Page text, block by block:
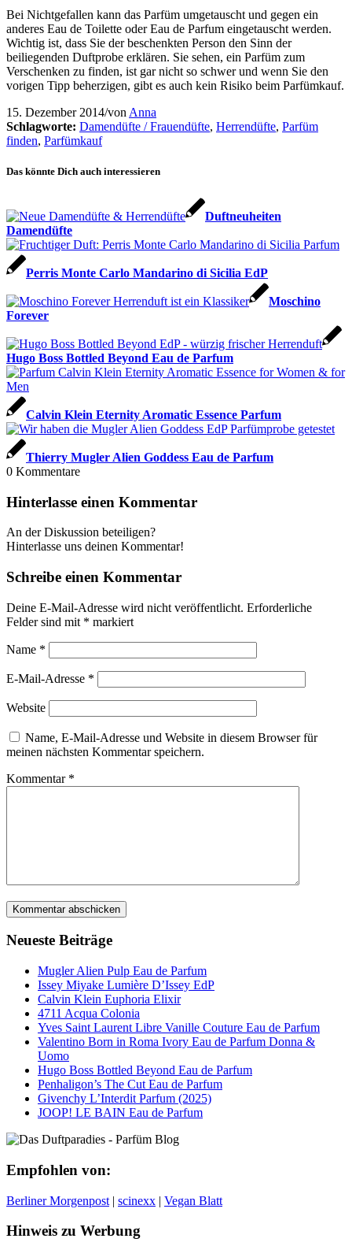
Bei Nichtgefallen kann das Parfüm umgetauscht und gegen ein
anderes Eau de Toilette oder Eau de Parfum eingetauscht werden.
Wichtig ist, dass Sie der beschenkten Person den Sinn der
beiliegenden Duftprobe erklären. Sie sehen, ein Parfüm zum
Verschenken zu finden, ist gar nicht so schwer und wenn Sie den
vorigen Tipp beherzigen, gibt es auch kein Risiko beim Parfümkauf.
15. Dezember 2014/von Anna
Schlagworte: Damendüfte / Frauendüfte, Herrendüfte, Parfüm
finden, Parfümkauf
Das könnte Dich auch interessieren
Duftneuheiten
Damendüfte
Perris Monte Carlo Mandarino di Sicilia EdP
Moschino
Forever
Hugo Boss Bottled Beyond Eau de Parfum
Calvin Klein Eternity Aromatic Essence Parfum
Thierry Mugler Alien Goddess Eau de Parfum
0 Kommentare
Hinterlasse einen Kommentar
An der Diskussion beteiligen?
Hinterlasse uns deinen Kommentar!
Schreibe einen Kommentar
Deine E-Mail-Adresse wird nicht veröffentlicht. Erforderliche
Felder sind mit * markiert
Name *
E-Mail-Adresse *
Website
Name, E-Mail-Adresse und Website in diesem Browser für
meinen nächsten Kommentar speichern.
Kommentar *
Neueste Beiträge
Mugler Alien Pulp Eau de Parfum
Issey Miyake Lumière D’Issey EdP
Calvin Klein Euphoria Elixir
4711 Acqua Colonia
Yves Saint Laurent Libre Vanille Couture Eau de Parfum
Valentino Born in Roma Ivory Eau de Parfum Donna &
Uomo
Hugo Boss Bottled Beyond Eau de Parfum
Penhaligon’s The Cut Eau de Parfum
Givenchy L’Interdit Parfum (2025)
JOOP! LE BAIN Eau de Parfum
Empfohlen von:
Berliner Morgenpost | scinexx | Vegan Blatt
Hinweis zu Werbung